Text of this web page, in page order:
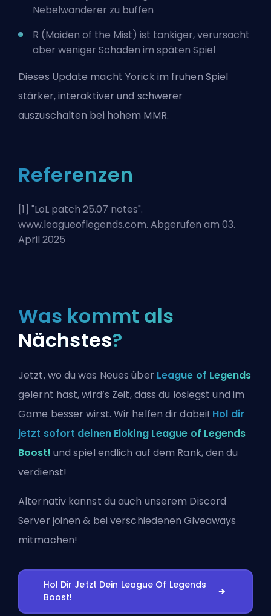
Nebelwanderer zu buffen
R (Maiden of the Mist) ist tankiger, verursacht
aber weniger Schaden im späten Spiel
Dieses Update macht Yorick im frühen Spiel
stärker, interaktiver und schwerer
auszuschalten bei hohem MMR.
Referenzen
[1] "LoL patch 25.07 notes".
www.leagueoflegends.com. Abgerufen am 03.
April 2025
Was kommt als
Nächstes?
Jetzt, wo du was Neues über League of Legends
gelernt hast, wird’s Zeit, dass du loslegst und im
Game besser wirst. Wir helfen dir dabei! Hol dir
jetzt sofort deinen Eloking League of Legends
Boost! und spiel endlich auf dem Rank, den du
verdienst!
Alternativ kannst du auch unserem Discord
Server joinen & bei verschiedenen Giveaways
mitmachen!
Hol Dir Jetzt Dein League Of Legends
Boost!